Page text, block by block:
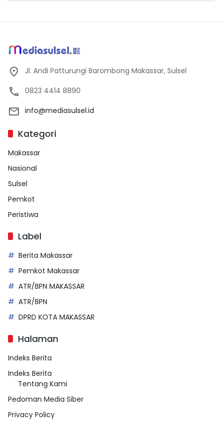
Jl. Andi Patturungi Barombong Makassar, Sulsel
0823 4414 8890
info@mediasulsel.id
Kategori
Makassar
Nasional
Sulsel
Pemkot
Peristiwa
Label
Berita Makassar
Pemkot Makassar
ATR/BPN MAKASSAR
ATR/BPN
DPRD KOTA MAKASSAR
Halaman
Indeks Berita
Indeks Berita
Tentang Kami
Pedoman Media Siber
Privacy Policy